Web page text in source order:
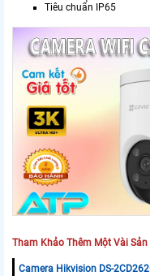
Tiêu chuẩn IP65
Tham Khảo Thêm Một Vài
Camera Hikvision DS-